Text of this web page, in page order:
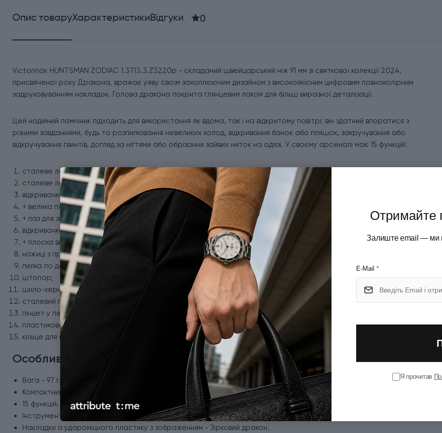
Опис товаруХарактеристикиВідгуки 0
Victorinox HUNTSMAN ZODIAC 1.3713.3.Z3220p - складаний швейцарський ніж 91 мм зі святкової колекції 2024,
присвяченої року Дракона, вражає уяву своїм захоплюючим дизайном з високоякісним цифровим повноколірним
задруковуванням накладок. Голова дракона покрита глянцевим лаком для більш виразної деталізації.
Цей надійний помічник підходить для використання як вдома, так і на відкритому повітрі: він здатний впоратися з
різними завданнями, будь то розпилювання невеликих колод, відкривання банок або пляшок, закручування або
відкручування гвинтів, догляд за нігтями або обрізання зайвих ниток на одязі. У своєму арсеналі має 15 функцій:
сталеве лезо 6 см;
сталеве лезо 3,5 см;
відкривачка для пляшок;
+ велика плоска викрутка;
+ паз для зняття ізоляції;
відкривачка для консервів;
+ плоска викрутка 3 мм;
ножиці з пружинним механізмом;
пилка по дереву;
штопор;
шило-кернер;
сталевий гачок;
пінцет у передній накладці;
пластикова зубочистка;
кільце для кріплення.
Особливості ножа Victorinox 1.3713.3.Z3220p
Вага - 97 г.
Компактний розмір - 91 x 26 x 21 мм.
15 функцій.
Інструменти виготовлені з неіржавної сталі.
Накладки із удароміцного пластику з зображенням - Зірковий дракон.
Отримайте
Залиште email — ми
E-Mail *
Я прочитав